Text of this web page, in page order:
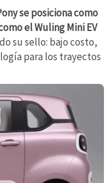
se posiciona como
el Wuling Mini EV
su sello: bajo costo,
para los trayectos